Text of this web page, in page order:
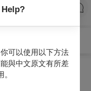
可以使用以下方法
與中文原文有所差